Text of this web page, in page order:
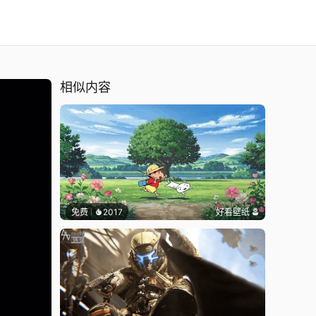
相似内容
免费 2017 好看壁纸